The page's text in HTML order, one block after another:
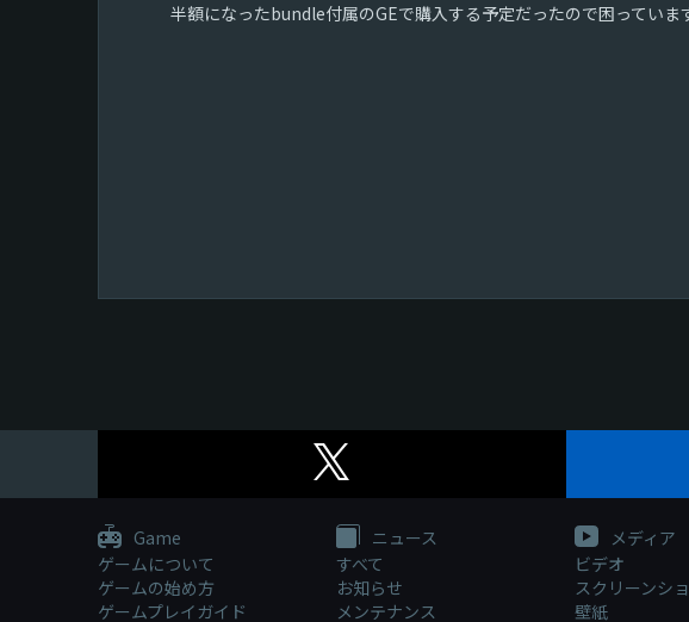
半額になったbundle付属のGEで購入する予定だったので困っていま
Game
ゲームについて
ゲームの始め方
ゲームプレイガイド
ニュース
すべて
お知らせ
メンテナンス
メディア
ビデオ
スクリーンシ
壁紙